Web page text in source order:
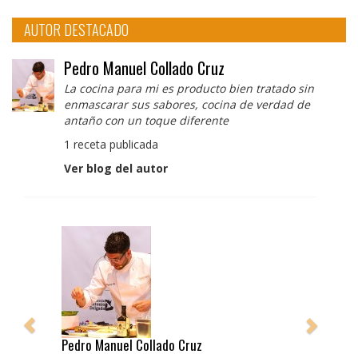
AUTOR DESTACADO
Pedro Manuel Collado Cruz
La cocina para mi es producto bien tratado sin
enmascarar sus sabores, cocina de verdad de
antaño con un toque diferente
1 receta publicada
Ver blog del autor
Pedro Manuel Collado Cruz